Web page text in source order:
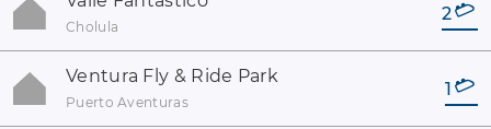
Cholula
2
Ventura Fly & Ride Park
Puerto Aventuras
1